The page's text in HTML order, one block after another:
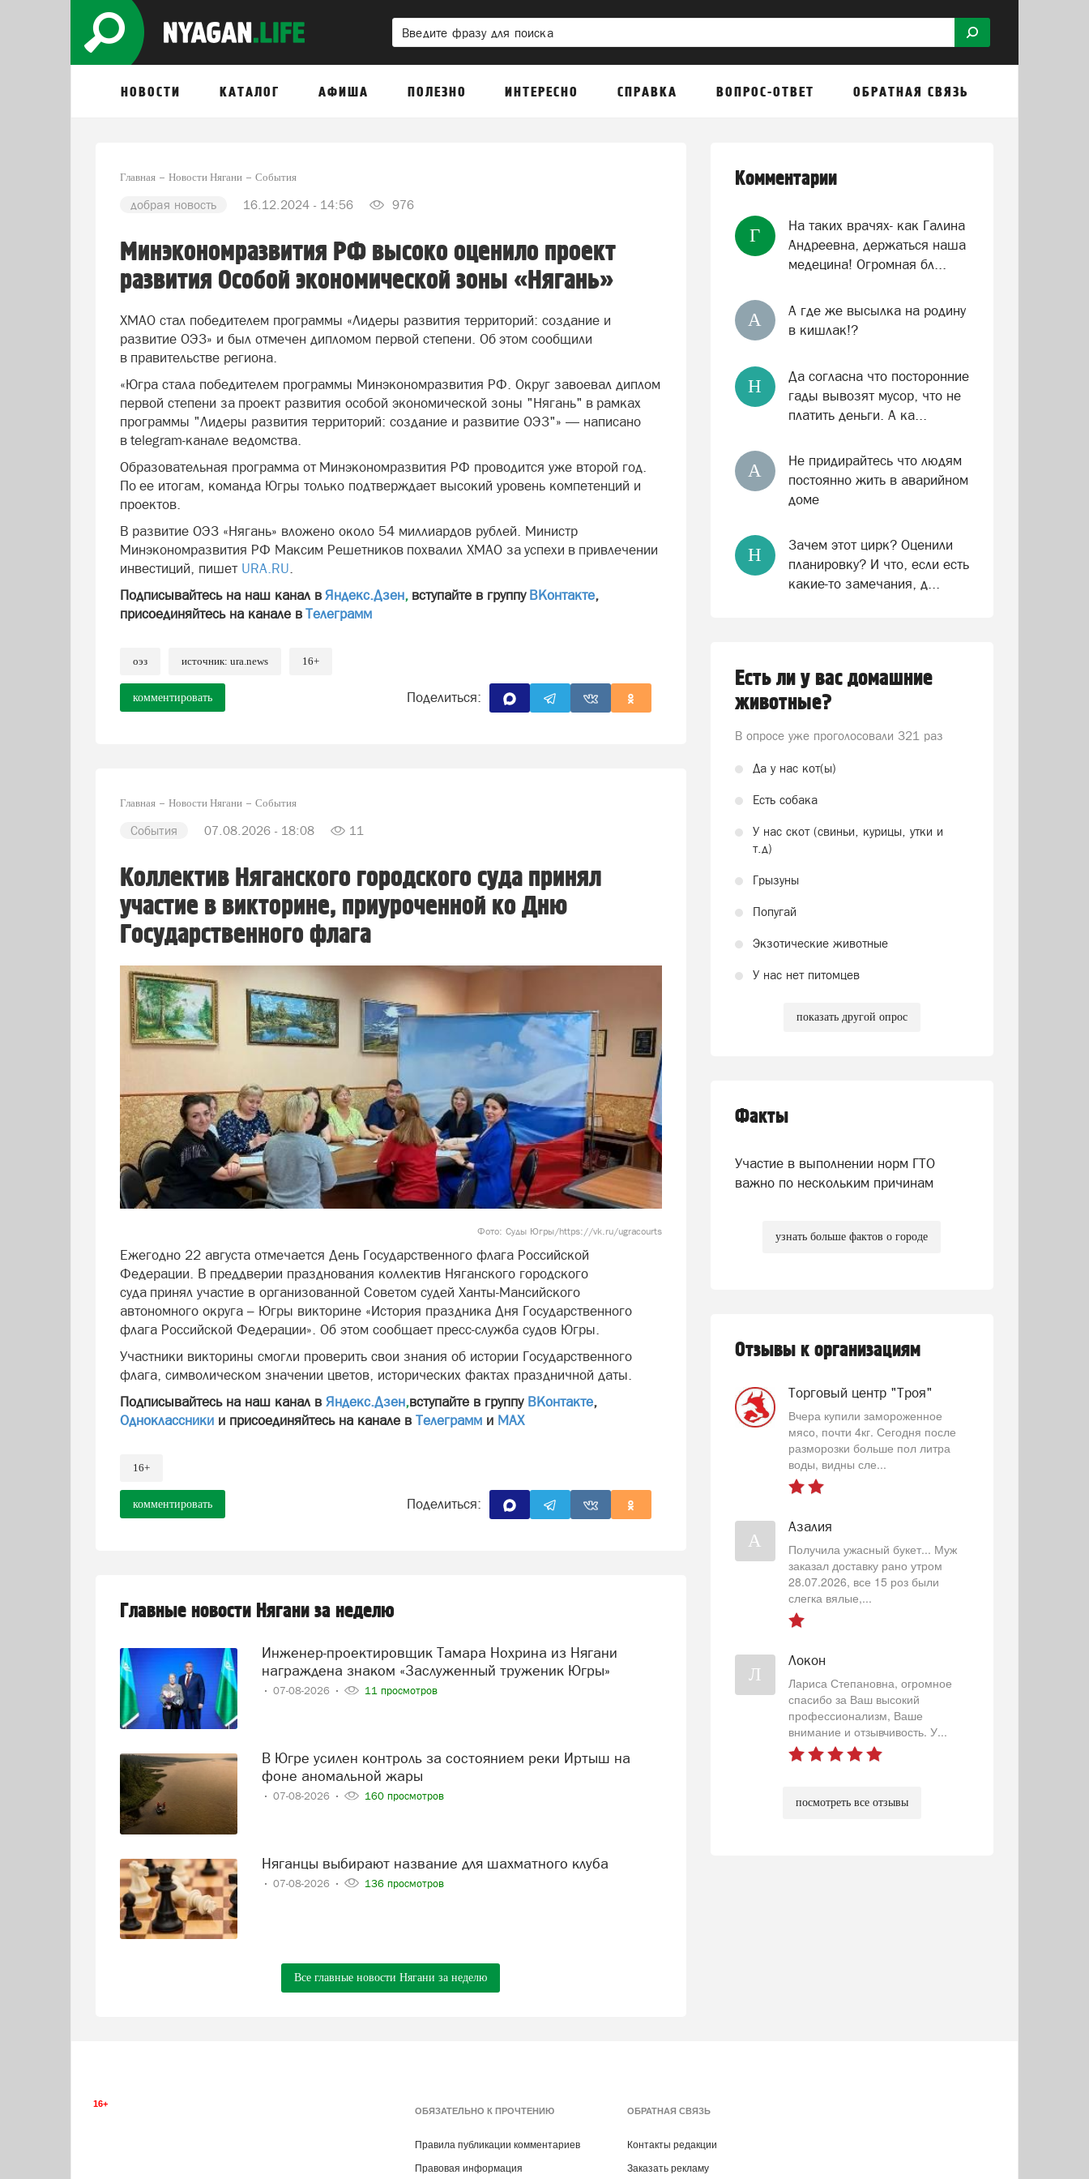
НОВОСТИ КАТАЛОГ АФИША ПОЛЕЗНО ИНТЕРЕСНО СПРАВКА ВОПРОС-ОТВЕТ ОБРАТНАЯ СВЯЗЬ
Главная Новости Нягани События
добрая новость 16.12.2024 - 14:56 976
Минэкономразвития РФ высоко оценило проект
развития Особой экономической зоны «Нягань»
ХМАО стал победителем программы «Лидеры развития территорий: создание и
развитие ОЭЗ» и был отмечен дипломом первой степени. Об этом сообщили
в правительстве региона.
«Югра стала победителем программы Минэкономразвития РФ. Округ завоевал диплом
первой степени за проект развития особой экономической зоны "Нягань" в рамках
программы "Лидеры развития территорий: создание и развитие ОЭЗ"» — написано
в telegram-канале ведомства.
Образовательная программа от Минэкономразвития РФ проводится уже второй год.
По ее итогам, команда Югры только подтверждает высокий уровень компетенций и
проектов.
В развитие ОЭЗ «Нягань» вложено около 54 миллиардов рублей. Министр
Минэкономразвития РФ Максим Решетников похвалил ХМАО за успехи в привлечении
инвестиций, пишет URA.RU.
Подписывайтесь на наш канал в Яндекс.Дзен, вступайте в группу ВКонтакте,
присоединяйтесь на канале в Телеграмм
оэз источник: ura.news 16+
комментировать Поделиться:
Главная Новости Нягани События
События 07.08.2026 - 18:08 11
Коллектив Няганского городского суда принял
участие в викторине, приуроченной ко Дню
Государственного флага
Фото: Суды Югры/https://vk.ru/ugracourts
Ежегодно 22 августа отмечается День Государственного флага Российской
Федерации. В преддверии празднования коллектив Няганского городского
суда принял участие в организованной Советом судей Ханты-Мансийского
автономного округа – Югры викторине «История праздника Дня Государственного
флага Российской Федерации». Об этом сообщает пресс-служба судов Югры.
Участники викторины смогли проверить свои знания об истории Государственного
флага, символическом значении цветов, исторических фактах праздничной даты.
Подписывайтесь на наш канал в Яндекс.Дзен,вступайте в группу ВКонтакте,
Одноклассники и присоединяйтесь на канале в Телеграмм и МАХ
16+
комментировать Поделиться:
Главные новости Нягани за неделю
Инженер-проектировщик Тамара Нохрина из Нягани
награждена знаком «Заслуженный труженик Югры»
07-08-2026 11 просмотров
В Югре усилен контроль за состоянием реки Иртыш на
фоне аномальной жары
07-08-2026 160 просмотров
Няганцы выбирают название для шахматного клуба
07-08-2026 136 просмотров
Все главные новости Нягани за неделю
Комментарии
Г
На таких врачях- как Галина
Андреевна, держаться наша
медецина! Огромная бл...
А
А где же высылка на родину
в кишлак!?
Н
Да согласна что посторонние
гады вывозят мусор, что не
платить деньги. А ка...
А
Не придирайтесь что людям
постоянно жить в аварийном
доме
Н
Зачем этот цирк? Оценили
планировку? И что, если есть
какие-то замечания, д...
Есть ли у вас домашние
животные?
В опросе уже проголосовали 321 раз
Да у нас кот(ы)
Есть собака
У нас скот (свиньи, курицы, утки и
т.д)
Грызуны
Попугай
Экзотические животные
У нас нет питомцев
показать другой опрос
Факты
Участие в выполнении норм ГТО
важно по нескольким причинам
узнать больше фактов о городе
Отзывы к организациям
Торговый центр "Троя"
Вчера купили замороженное
мясо, почти 4кг. Сегодня после
разморозки больше пол литра
воды, видны сле...
А
Азалия
Получила ужасный букет... Муж
заказал доставку рано утром
28.07.2026, все 15 роз были
слегка вялые,...
Л
Локон
Лариса Степановна, огромное
спасибо за Ваш высокий
профессионализм, Ваше
внимание и отзывчивость. У...
посмотреть все отзывы
16+
ОБЯЗАТЕЛЬНО К ПРОЧТЕНИЮ
Правила публикации комментариев
Правовая информация
ОБРАТНАЯ СВЯЗЬ
Контакты редакции
Заказать рекламу